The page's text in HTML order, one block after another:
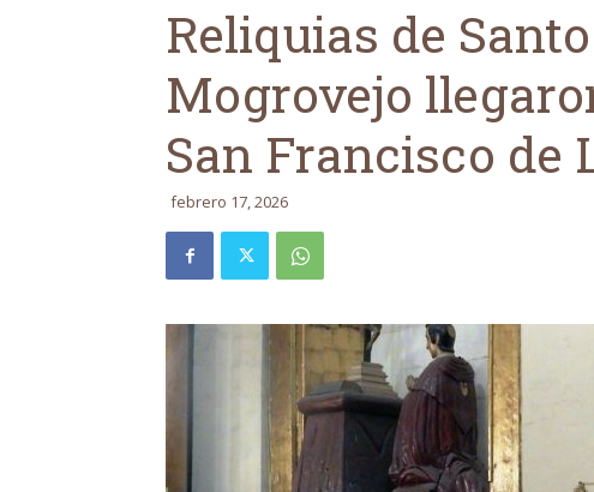
Reliquias de
Mogrovejo
San Francisco de
febrero 17, 2026